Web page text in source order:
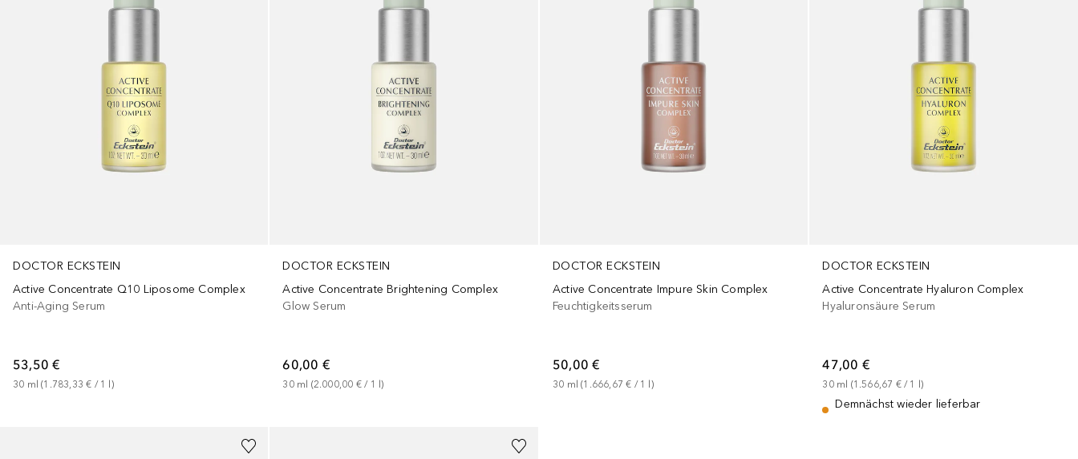
DOCTOR ECKSTEIN
Active Concentrate Q10 Liposome Complex
Anti-Aging Serum
53,50 €
30 ml (1.783,33 € / 1 l)
DOCTOR ECKSTEIN
Active Concentrate Brightening Complex
Glow Serum
60,00 €
30 ml (2.000,00 € / 1 l)
DOCTOR ECKSTEIN
Active Concentrate Impure Skin Complex
Feuchtigkeitsserum
50,00 €
30 ml (1.666,67 € / 1 l)
DOCTOR ECKSTEIN
Active Concentrate Hyaluron Complex
Hyaluronsäure Serum
47,00 €
30 ml (1.566,67 € / 1 l)
Demnächst wieder lieferbar